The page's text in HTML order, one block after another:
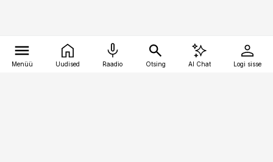
Menüü Uudised Raadio Otsing AI Chat Logi sisse